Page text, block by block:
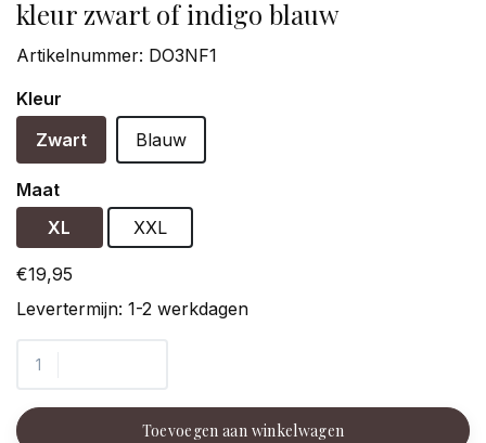
kleur zwart of indigo blauw
Artikelnummer: DO3NF1
Kleur
Zwart
Blauw
Maat
XL
XXL
€19,95
Levertermijn: 1-2 werkdagen
Toevoegen aan winkelwagen